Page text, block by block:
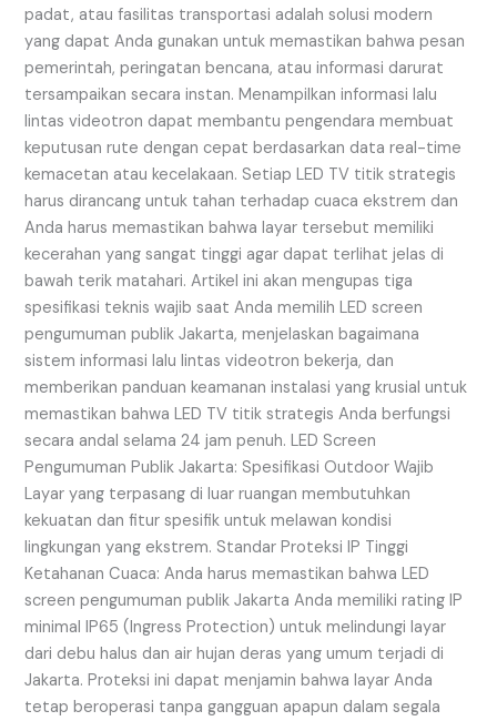
padat, atau fasilitas transportasi adalah solusi modern
yang dapat Anda gunakan untuk memastikan bahwa pesan
pemerintah, peringatan bencana, atau informasi darurat
tersampaikan secara instan. Menampilkan informasi lalu
lintas videotron dapat membantu pengendara membuat
keputusan rute dengan cepat berdasarkan data real-time
kemacetan atau kecelakaan. Setiap LED TV titik strategis
harus dirancang untuk tahan terhadap cuaca ekstrem dan
Anda harus memastikan bahwa layar tersebut memiliki
kecerahan yang sangat tinggi agar dapat terlihat jelas di
bawah terik matahari. Artikel ini akan mengupas tiga
spesifikasi teknis wajib saat Anda memilih LED screen
pengumuman publik Jakarta, menjelaskan bagaimana
sistem informasi lalu lintas videotron bekerja, dan
memberikan panduan keamanan instalasi yang krusial untuk
memastikan bahwa LED TV titik strategis Anda berfungsi
secara andal selama 24 jam penuh. LED Screen
Pengumuman Publik Jakarta: Spesifikasi Outdoor Wajib
Layar yang terpasang di luar ruangan membutuhkan
kekuatan dan fitur spesifik untuk melawan kondisi
lingkungan yang ekstrem. Standar Proteksi IP Tinggi
Ketahanan Cuaca: Anda harus memastikan bahwa LED
screen pengumuman publik Jakarta Anda memiliki rating IP
minimal IP65 (Ingress Protection) untuk melindungi layar
dari debu halus dan air hujan deras yang umum terjadi di
Jakarta. Proteksi ini dapat menjamin bahwa layar Anda
tetap beroperasi tanpa gangguan apapun dalam segala